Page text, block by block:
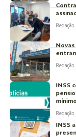
INSS
mínimo
INSS